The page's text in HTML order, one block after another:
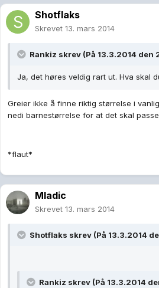
Shotflaks
Skrevet 13. mars 2014
Rankiz skrev (På 13.3.2014 den
Ja, det høres veldig rart ut. Hva skal
Greier ikke å finne riktig størrelse i
nedi barnestørrelse for at det skal
*flaut*
Mladic
Skrevet 13. mars 2014
Shotflaks skrev (På 13.3.2014
Rankiz skrev (På 13.3.2014